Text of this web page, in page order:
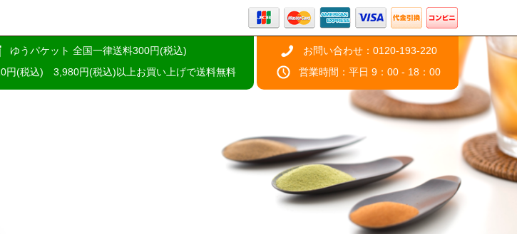
ゆうパケット 全国一律送料300円(税込)
円(税込) 3,980円(税込)以上お買い上げで送料無料
お問い合わせ：0120-193-220
営業時間：平日 9：00 - 18：00